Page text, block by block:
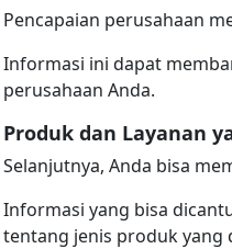
Pencapaian perusahaan
Informasi ini dapat
perusahaan Anda.
Produk dan Layanan
Selanjutnya, Anda bisa
Informasi yang bisa
tentang jenis produk yang